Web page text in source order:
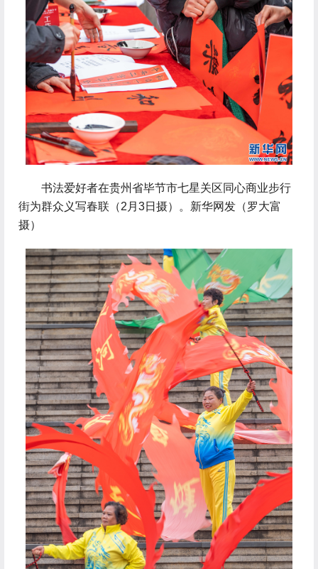
书法爱好者在贵州省毕节市七星关区同心商业步行
街为群众义写春联（2月3日摄）。新华网发（罗大富
摄）